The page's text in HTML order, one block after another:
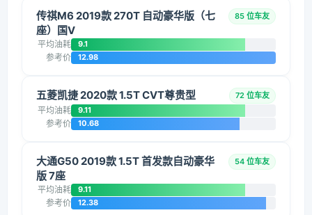
传祺M6 2019款 270T 自动豪华版（七
座）国V
85 位车友
平均油耗 9.1
参考价 12.98
五菱凯捷 2020款 1.5T CVT尊贵型 72 位车友
平均油耗 9.11
参考价 10.68
大通G50 2019款 1.5T 首发款自动豪华
版 7座
54 位车友
平均油耗 9.11
参考价 12.38